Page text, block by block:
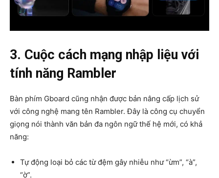
3. Cuộc cách mạng nhập liệu với
tính năng Rambler
Bàn phím Gboard cũng nhận được bản nâng cấp lịch sử
với công nghệ mang tên Rambler. Đây là công cụ chuyển
giọng nói thành văn bản đa ngôn ngữ thế hệ mới, có khả
năng:
Tự động loại bỏ các từ đệm gây nhiễu như “ừm”, “à”,
“ờ”.